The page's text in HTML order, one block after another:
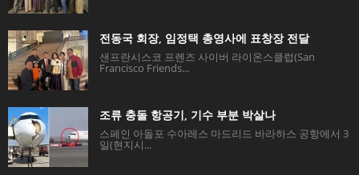
전동국 회장, 임정택 총영사에 표창장 전달
샌프란시스코 프렌즈 사이버 라이온스클럽(San
Francisco Friends...
조류 충돌 항공기, 기수 부분 박살나
스페인 아돌포 수아레스 마드리드 바라하스 공항에서 3
일(현지시...